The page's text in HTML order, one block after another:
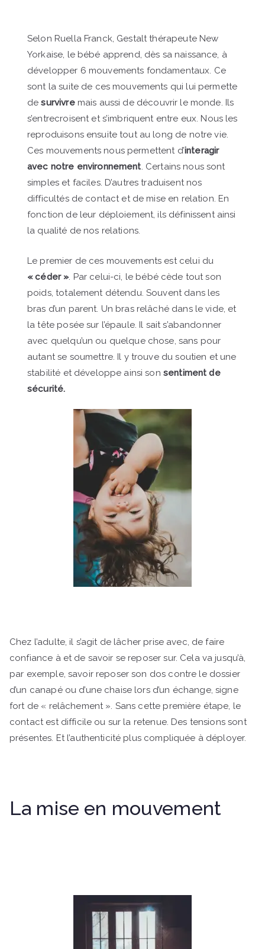
Selon Ruella Franck, Gestalt thérapeute New
Yorkaise, le bébé apprend, dès sa naissance, à
développer 6 mouvements fondamentaux. Ce
sont la suite de ces mouvements qui lui permette
desurvivremais aussi de découvrir le monde. Ils
s’entrecroisent et s’imbriquent entre eux. Nous les
reproduisons ensuite tout au long de notre vie.
Ces mouvements nous permettent d’interagir
avec notre environnement . Certains nous sont
simples et faciles. D’autres traduisent nos
difficultés de contact et de mise en relation. En
fonction de leur déploiement, ils définissent ainsi
la qualité de nos relations.
Le premier de ces mouvements est celui du
« céder » . Par celui-ci, le bébé cède tout son
poids, totalement détendu. Souvent dans les
bras d’un parent. Un bras relâché dans le vide, et
la tête posée sur l’épaule. Il sait s’abandonner
avec quelqu’un ou quelque chose, sans pour
autant se soumettre. Il y trouve du soutien et une
stabilité et développe ainsi son sentiment de
sécurité.
Chez l’adulte, il s’agit de lâcher prise avec, de faire
confiance à et de savoir se reposer sur. Cela va jusqu’à,
par exemple, savoir reposer son dos contre le dossier
d’un canapé ou d’une chaise lors d’un échange, signe
fort de « relâchement ». Sans cette première étape, le
contact est difficile ou sur la retenue. Des tensions sont
présentes. Et l’authenticité plus compliquée à déployer.
La mise en mouvement